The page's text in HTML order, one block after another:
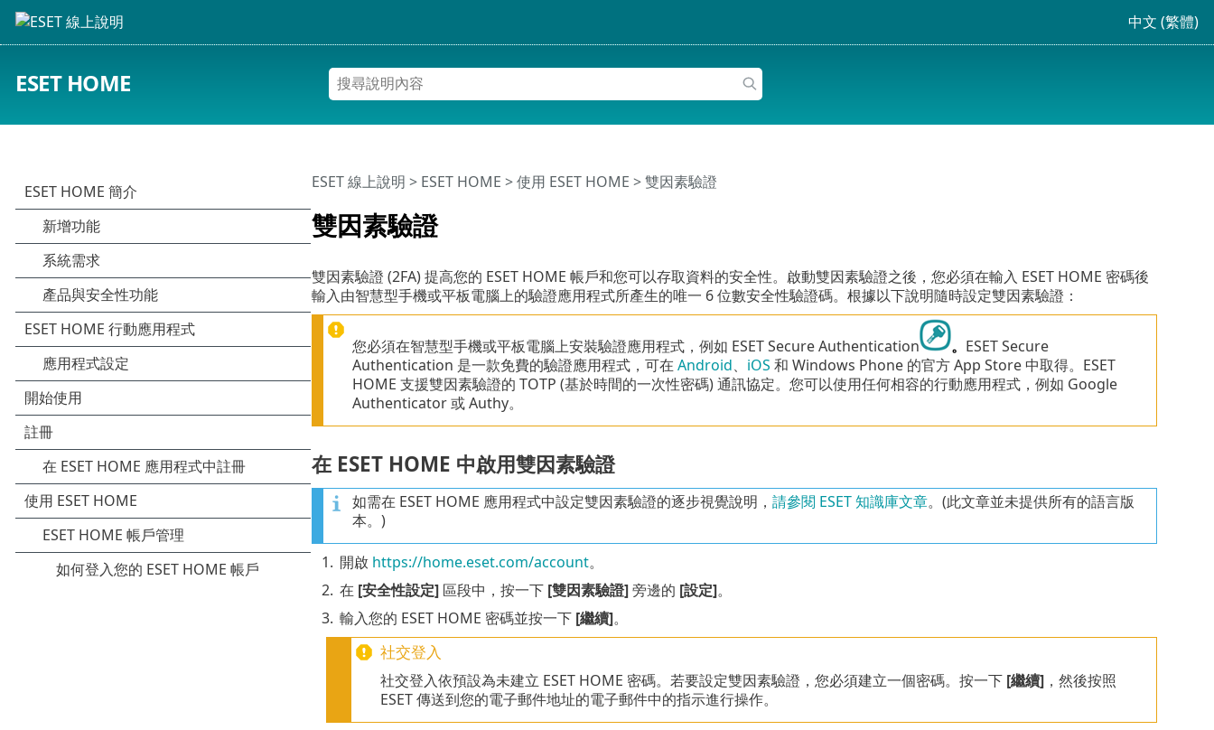
中文 (繁體)
ESET HOME
雙因素驗證
ESET 線上說明 > ESET HOME >使用 ESET HOME > 雙因素驗證
雙因素驗證 (2FA) 提高您的 ESET HOME 帳戶和您可以存取資料的安全性。啟動雙因素驗證之後，您必須在輸入 ESET HOME 密碼後
輸入由智慧型手機或平板電腦上的驗證應用程式所產生的唯一 6 位數安全性驗證碼。根據以下說明隨時設定雙因素驗證：
您必須在智慧型手機或平板電腦上安裝驗證應用程式，例如 ESET Secure Authentication 。 ESET Secure
Authentication 是一款免費的驗證應用程式，可在 Android、 iOS 和 Windows Phone 的官方 App Store 中取得。ESET
HOME 支援雙因素驗證的 TOTP (基於時間的一次性密碼) 通訊協定。您可以使用任何相容的行動應用程式，例如 Google
Authenticator 或 Authy。
在 ESET HOME 中啟用雙因素驗證
如需在 ESET HOME 應用程式中設定雙因素驗證的逐步視覺說明， 請參閱 ESET 知識庫文章。(此文章並未提供所有的語言版
本。)
1. 開啟 https://home.eset.com/account。
2. 在 [安全性設定]區段中，按一下 [雙因素驗證]旁邊的 [設定]。
3. 輸入您的 ESET HOME 密碼並按一下 [繼續]。
社交登入
社交登入依預設為未建立 ESET HOME 密碼。若要設定雙因素驗證，您必須建立一個密碼。按一下 [繼續]，然後按照
ESET 傳送到您的電子郵件地址的電子郵件中的指示進行操作。